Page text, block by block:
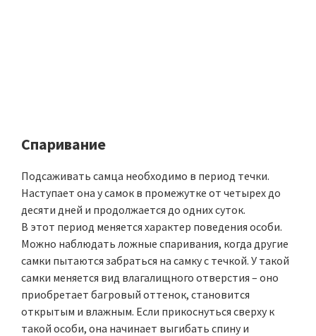
Спаривание
Подсаживать самца необходимо в период течки.
Наступает она у самок в промежутке от четырех до
десяти дней и продолжается до одних суток.
В этот период меняется характер поведения особи.
Можно наблюдать ложные спаривания, когда другие
самки пытаются забраться на самку с течкой. У такой
самки меняется вид влагалищного отверстия – оно
приобретает багровый оттенок, становится
открытым и влажным. Если прикоснуться сверху к
такой особи, она начинает выгибать спину и